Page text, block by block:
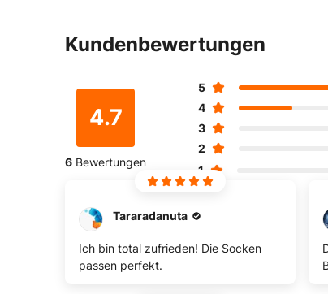
Kundenbewertungen
4.7
6 Bewertungen
5
4
3
2
1
Tararadanuta
Ich bin total zufrieden! Die Socken
passen perfekt.